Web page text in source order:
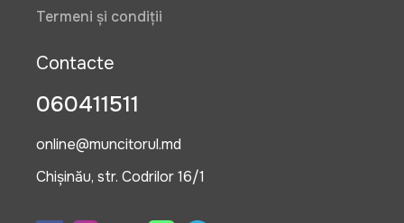
Termeni și condiții
Contacte
060411511
online@muncitorul.md
Chișinău, str. Codrilor 16/1